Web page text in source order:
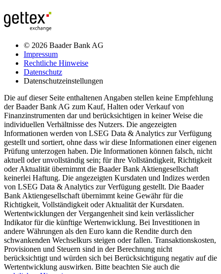
© 2026 Baader Bank AG
Impressum
Rechtliche Hinweise
Datenschutz
Datenschutzeinstellungen
Die auf dieser Seite enthaltenen Angaben stellen keine Empfehlung
der Baader Bank AG zum Kauf, Halten oder Verkauf von
Finanzinstrumenten dar und berücksichtigen in keiner Weise die
individuellen Verhältnisse des Nutzers. Die angezeigten
Informationen werden von LSEG Data & Analytics zur Verfügung
gestellt und sortiert, ohne dass wir diese Informationen einer eigenen
Prüfung unterzogen haben. Die Informationen können falsch, nicht
aktuell oder unvollständig sein; für ihre Vollständigkeit, Richtigkeit
oder Aktualität übernimmt die Baader Bank Aktiengesellschaft
keinerlei Haftung. Die angezeigten Kursdaten und Indizes werden
von LSEG Data & Analytics zur Verfügung gestellt. Die Baader
Bank Aktiengesellschaft übernimmt keine Gewähr für die
Richtigkeit, Vollständigkeit oder Aktualität der Kursdaten.
Wertentwicklungen der Vergangenheit sind kein verlässlicher
Indikator für die künftige Wertenwicklung. Bei Investitionen in
andere Währungen als den Euro kann die Rendite durch den
schwankenden Wechselkurs steigen oder fallen. Transaktionskosten,
Provisionen und Steuern sind in der Berechnung nicht
berücksichtigt und würden sich bei Berücksichtigung negativ auf die
Wertentwicklung auswirken. Bitte beachten Sie auch die